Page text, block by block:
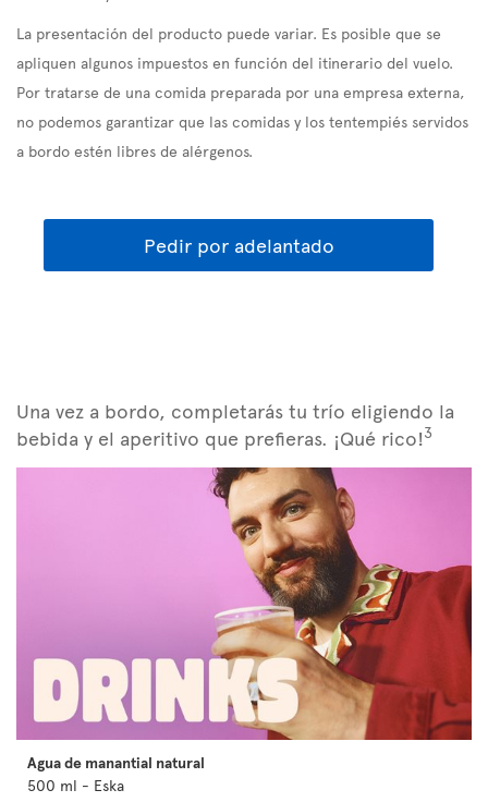
La presentación del producto puede variar. Es posible que se
apliquen algunos impuestos en función del itinerario del vuelo.
Por tratarse de una comida preparada por una empresa externa,
no podemos garantizar que las comidas y los tentempiés servidos
a bordo estén libres de alérgenos.
Pedir por adelantado
Una vez a bordo, completarás tu trío eligiendo la
bebida y el aperitivo que prefieras. ¡Qué rico!3
Agua de manantial natural
500 ml - Eska